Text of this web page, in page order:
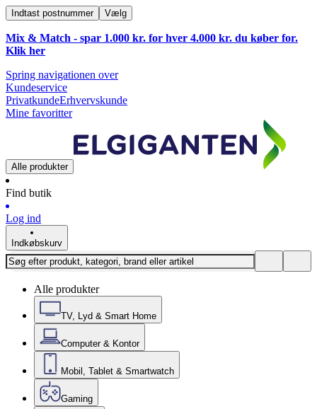
Indtast postnummer Vælg
Mix & Match - spar 1.000 kr. for hver 4.000 kr. du køber for.
Klik her
Spring navigationen over
Kundeservice
PrivatkundeErhvervskunde
Mine favoritter
Alle produkter
Find butik
Log ind
Indkøbskurv
Alle produkter
TV, Lyd & Smart Home
Computer & Kontor
Mobil, Tablet & Smartwatch
Gaming